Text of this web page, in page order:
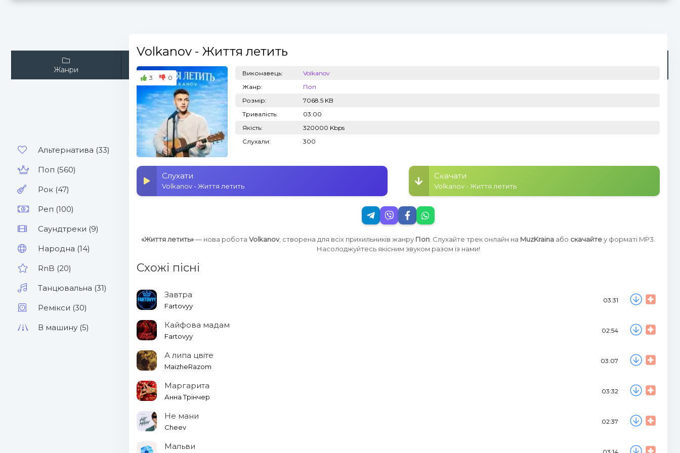
Жанри Виконавці
Альтернатива (33)
Поп (560)
Рок (47)
Реп (100)
Саундтреки (9)
Народна (14)
RnB (20)
Танцювальна (31)
Ремікси (30)
В машину (5)
Volkanov - Життя летить
3 0
Виконавець:
Volkanov
Жанр:
Поп
Розмір:
7068.5 KB
Тривалість:
03:00
Якість:
320000 Kbps
Слухали:
300
Слухати
Volkanov - Життя летить
Скачати
Volkanov - Життя летить
«Життя летить»— нова робота Volkanov, створена для всіх прихильників жанру Поп . Слухайте трек онлайн на MuzKraina або скачайтеу форматі MP3.
Насолоджуйтесь якісним звуком разом із нами!
Схожі пісні
Завтра
Fartovyy
03:31
Кайфова мадам
Fartovyy
02:54
А липа цвіте
MaizheRazom
03:07
Маргарита
Анна Трінчер
03:32
Не мани
Cheev
02:37
Мальви
03:14